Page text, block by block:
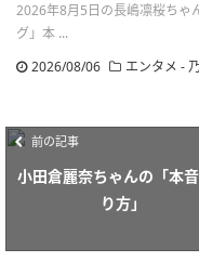
2026年8月5日の長嶋凛桜ちゃ
グ」本 ...
2026/08/06
エンタメ -
前の記事
小田倉麗奈ちゃんの「本
り方」